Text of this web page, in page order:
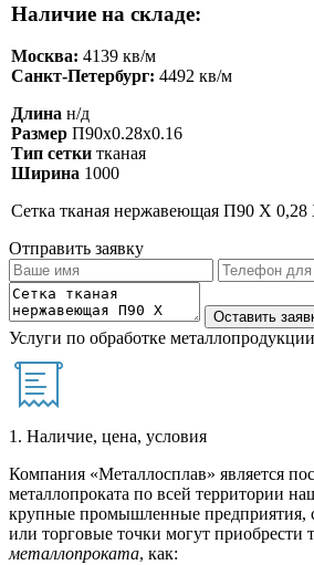
Наличие на складе:
Москва: 4139 кв/м
Санкт-Петербург: 4492 кв/м
Длина н/д
Размер П90х0.28х0.16
Тип сетки тканая
Ширина 1000
Сетка тканая нержавеющая П90 Х 0,28
Отправить заявку
Услуги по обработке металлопродукции
1. Наличие, цена, условия
Компания «Металлосплав» является
металлопроката по всей территории
крупные промышленные предприятия,
или торговые точки могут приобрести
металлопроката, как: